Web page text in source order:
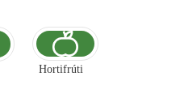
Hortifrúti